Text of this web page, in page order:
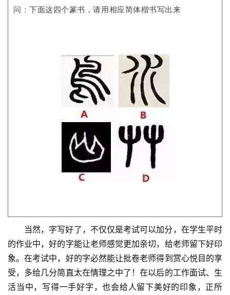
问：下面这四个篆书，请用相应简体楷书写出来
当然，字写好了，不仅仅是考试可以加分，在学生平时
的作业中，好的字能让老师感觉更加亲切，给老师留下好印
象。在考试中，好的字必然能让批卷老师得到赏心悦目的享
受，多给几分简直太在情理之中了！在以后的工作面试、生
活当中，写得一手好字，也会给人留下美好的印象，正所